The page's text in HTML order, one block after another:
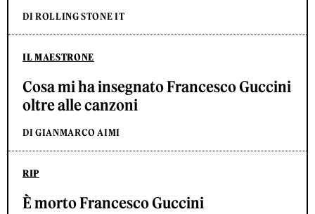
DI ROLLING STONE IT
IL MAESTRONE
Cosa mi ha insegnato Francesco Guccini
oltre alle canzoni
DI GIANMARCO AIMI
RIP
È morto Francesco Guccini